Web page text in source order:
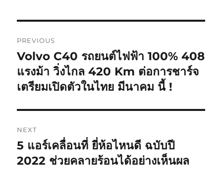
navigation
PREVIOUS
Previous
post:
Volvo C40 รถยนต์ไฟฟ้า 100% 408
แรงม้า วิ่งไกล 420 Km ต่อการชาร์จ
เตรียมเปิดตัวในไทย มีนาคม นี้ !
NEXT
Next
post:
5 แอร์เคลื่อนที่ ยี่ห้อไหนดี ฉบับปี
2022 ช่วยคลายร้อนได้อย่างเห็นผล